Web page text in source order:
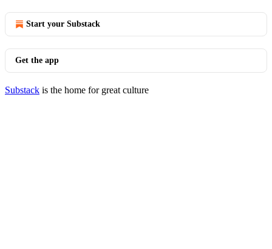
Start your Substack
Get the app
Substack is the home for great culture